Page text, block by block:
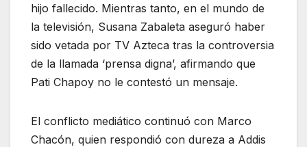
hijo fallecido. Mientras tanto, en el mundo de
la televisión, Susana Zabaleta aseguró haber
sido vetada por TV Azteca tras la controversia
de la llamada ‘prensa digna’, afirmando que
Pati Chapoy no le contestó un mensaje.
El conflicto mediático continuó con Marco
Chacón, quien respondió con dureza a Addis